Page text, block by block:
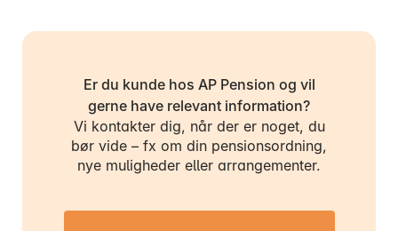
Er du kunde hos AP Pension og vil
gerne have relevant information?
Vi kontakter dig, når der er noget, du
bør vide – fx om din pensionsordning,
nye muligheder eller arrangementer.